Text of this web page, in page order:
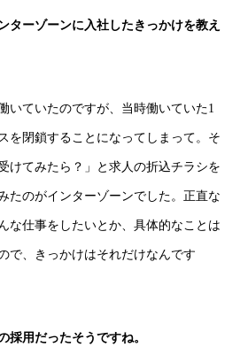
ーゾーンに入社したきっかけを教え
いていたのですが、当時働いていた1
を閉鎖することになってしまって。そ
けてみたら？」と求人の折込チラシを
たのがインターゾーンでした。正直な
な仕事をしたいとか、具体的なことは
で、きっかけはそれだけなんです
用だったそうですね。